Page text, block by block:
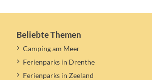
Beliebte Themen
Camping am Meer
Ferienparks in Drenthe
Ferienparks in Zeeland